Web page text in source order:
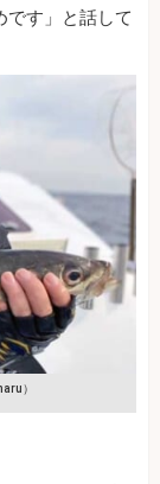
です」と話して
）